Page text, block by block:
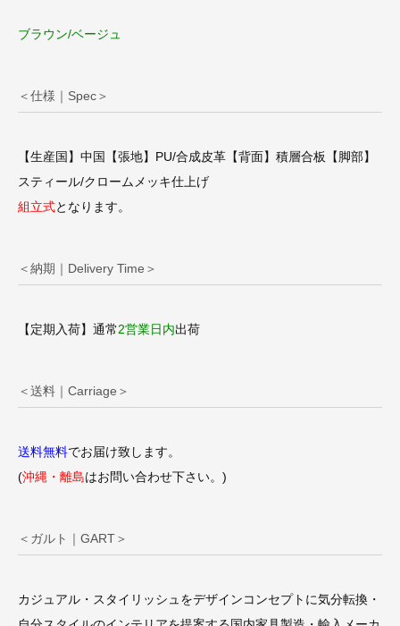
ブラウン/ベージュ
＜仕様｜Spec＞
【生産国】中国【張地】PU/合成皮革【背面】積層合板【脚部】
スティール/クロームメッキ仕上げ
組立式となります。
＜納期｜Delivery Time＞
【定期入荷】通常2営業日内出荷
＜送料｜Carriage＞
送料無料でお届け致します。
(沖縄・離島はお問い合わせ下さい。)
＜ガルト｜GART＞
カジュアル・スタイリッシュをデザインコンセプトに気分転換・